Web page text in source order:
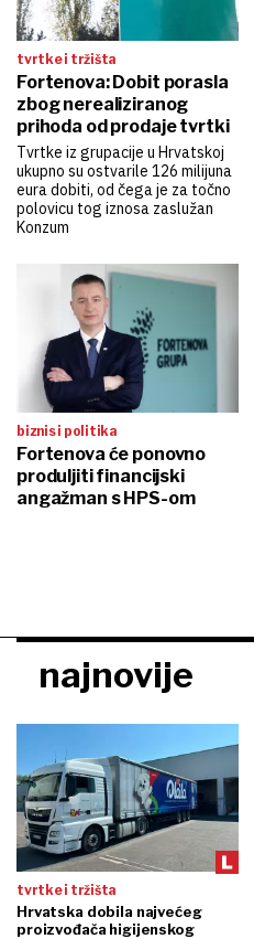
tvrtke i tržišta
Fortenova: Dobit porasla
zbog nerealiziranog
prihoda od prodaje tvrtki
Tvrtke iz grupacije u Hrvatskoj
ukupno su ostvarile 126 milijuna
eura dobiti, od čega je za točno
polovicu tog iznosa zaslužan
Konzum
biznis i politika
Fortenova će ponovno
produljiti financijski
angažman s HPS-om
najnovije
tvrtke i tržišta
Hrvatska dobila najvećeg
proizvođača higijenskog